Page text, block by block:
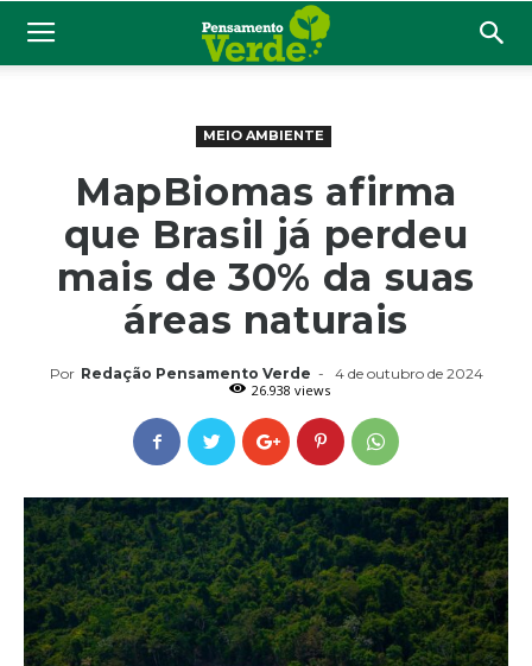
MEIO AMBIENTE
MapBiomas afirma
que Brasil já perdeu
mais de 30% da suas
áreas naturais
Por Redação Pensamento Verde -
4 de outubro de 2024
26.938 views